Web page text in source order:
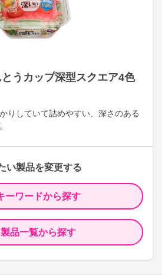
うカップ深型スクエア4色
りしていて詰めやすい、深さのある
い製品を変更する
ーワードから探す
製品一覧から探す